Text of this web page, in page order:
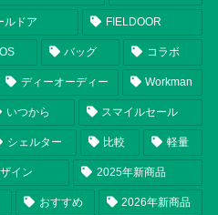
ルドア FIELDOOR
バッグ コラボ
ディーオーディー Workman
いつから スマイルセール
シェルター 比較 軽量
イン 2025年新商品
おすすめ 2026年新商品